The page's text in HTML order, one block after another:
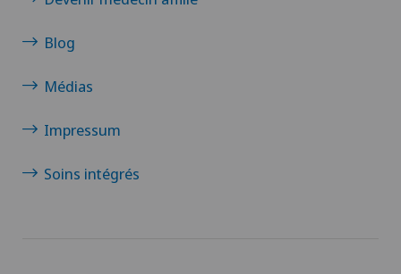
Blog
Médias
Impressum
Soins intégrés